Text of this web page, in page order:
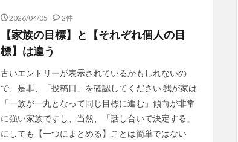
2026/04/05 2件
【家族の目標】と【それぞれ個人の目
標】は違う
古いエントリーが表示されているかもしれないの
で、是非、「投稿日」を確認してください 我が家は
「一族が一丸となって同じ目標に進む」傾向が非常
に強い家族ですし、当然、「話し合いで決定する」
にしても【一つにまとめる】ことは簡単ではない